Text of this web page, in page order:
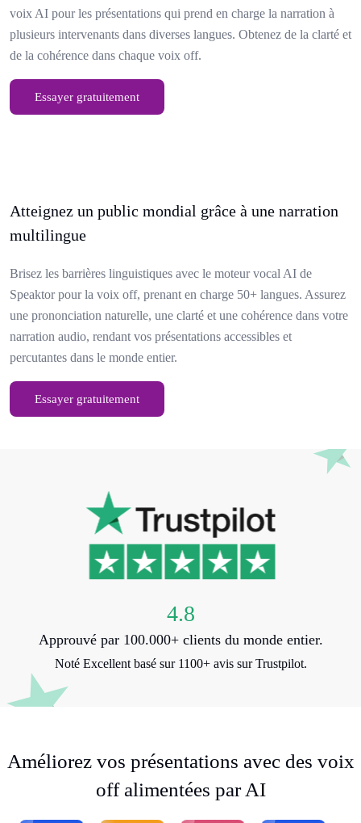
voix AI pour les présentations qui prend en charge la narration à
plusieurs intervenants dans diverses langues. Obtenez de la clarté et
de la cohérence dans chaque voix off.
Essayer gratuitement
Atteignez un public mondial grâce à une narration
multilingue
Brisez les barrières linguistiques avec le moteur vocal AI de
Speaktor pour la voix off, prenant en charge 50+ langues. Assurez
une prononciation naturelle, une clarté et une cohérence dans votre
narration audio, rendant vos présentations accessibles et
percutantes dans le monde entier.
Essayer gratuitement
4.8
Approuvé par 100.000+ clients du monde entier.
Noté Excellent basé sur 1100+ avis sur Trustpilot.
Améliorez vos présentations avec des voix
off alimentées par AI